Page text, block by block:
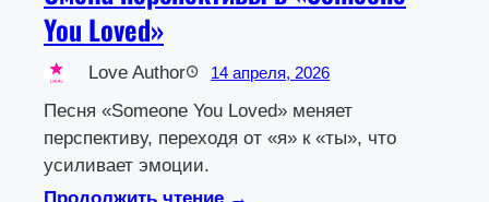
You Loved»
Love Author 14 апреля, 2026
Песня «Someone You Loved» меняет
перспективу, переходя от «я» к «ты», что
усиливает эмоции.